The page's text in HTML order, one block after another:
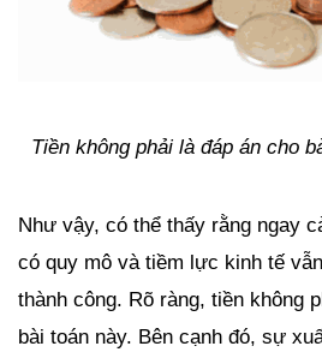
Tiền không phải là đáp án cho
Như vậy, có thể thấy rằng ngay
có quy mô và tiềm lực kinh tế
thành công. Rõ ràng, tiền không
bài toán này. Bên cạnh đó, sự